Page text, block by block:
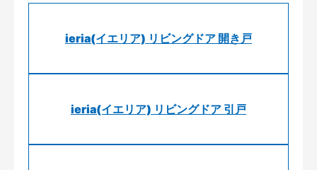
ieria(イエリア) リビングドア 開き戸
ieria(イエリア) リビングドア 引戸